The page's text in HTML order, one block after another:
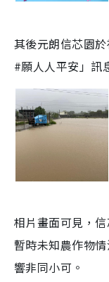
其後元朗信芯園
#願人人平安」訊
相片畫面可見，
暫時未知農作物
響非同小可。